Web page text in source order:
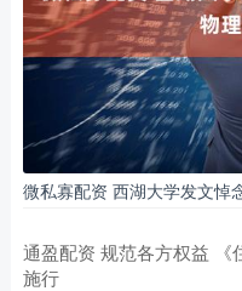
微私寡配资 西湖大学发文悼
通盈配资 规范各方权益 《
施行